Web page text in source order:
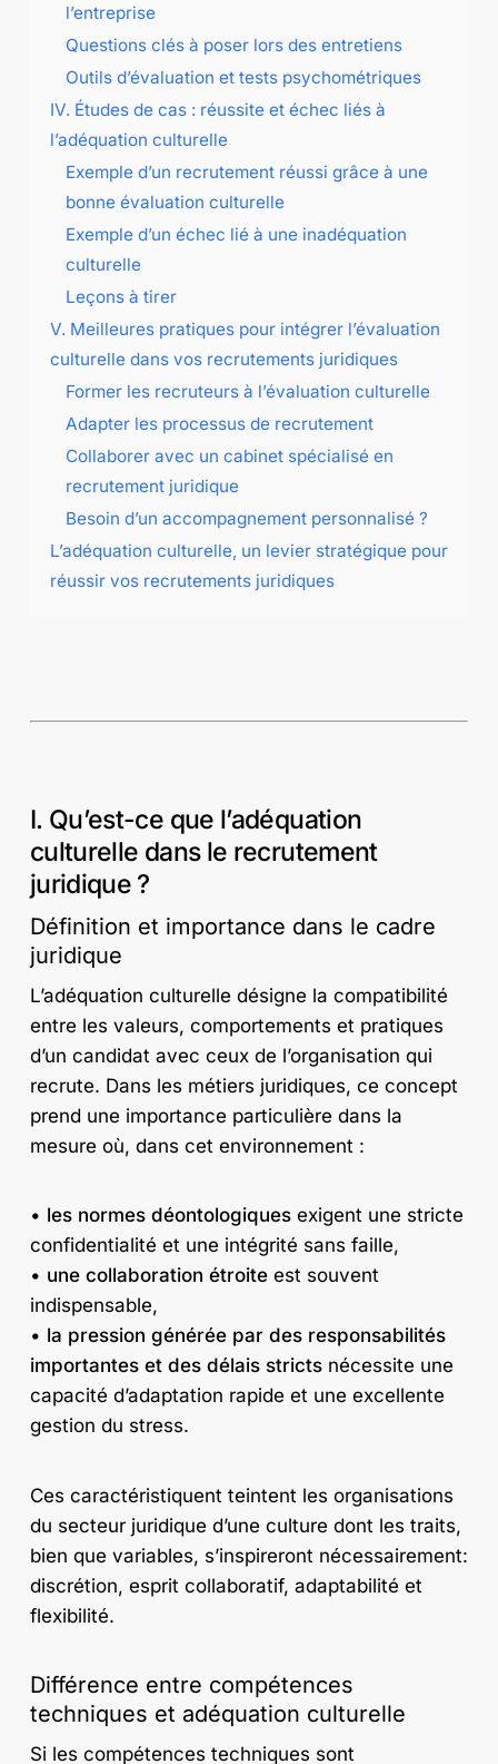
l’entreprise
Questions clés à poser lors des entretiens
Outils d’évaluation et tests psychométriques
IV. Études de cas : réussite et échec liés à
l’adéquation culturelle
Exemple d’un recrutement réussi grâce à une
bonne évaluation culturelle
Exemple d’un échec lié à une inadéquation
culturelle
Leçons à tirer
V. Meilleures pratiques pour intégrer l’évaluation
culturelle dans vos recrutements juridiques
Former les recruteurs à l’évaluation culturelle
Adapter les processus de recrutement
Collaborer avec un cabinet spécialisé en
recrutement juridique
Besoin d’un accompagnement personnalisé ?
L’adéquation culturelle, un levier stratégique pour
réussir vos recrutements juridiques
I. Qu’est-ce que l’adéquation
culturelle dans le recrutement
juridique ?
Définition et importance dans le cadre
juridique
L’adéquation culturelle désigne la compatibilité
entre les valeurs, comportements et pratiques
d’un candidat avec ceux de l’organisation qui
recrute. Dans les métiers juridiques, ce concept
prend une importance particulière dans la
mesure où, dans cet environnement :
• les normes déontologiquesexigent une stricte
confidentialité et une intégrité sans faille,
• une collaboration étroiteest souvent
indispensable,
• la pression générée par des responsabilités
importantes et des délais strictsnécessite une
capacité d’adaptation rapide et une excellente
gestion du stress.
Ces caractéristiquent teintent les organisations
du secteur juridique d’une culture dont les traits,
bien que variables, s’inspireront nécessairement:
discrétion, esprit collaboratif, adaptabilité et
flexibilité.
Différence entre compétences
techniques et adéquation culturelle
Si les compétences techniques sont